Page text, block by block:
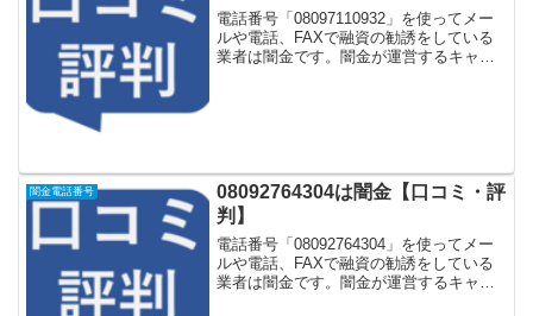
電話番号「08097110932」を使ってメー
ルや電話、FAXで融資の勧誘をしている
業者は闇金です。闇金が運営するキャッ
闇金電話番号
08092764304は闇金【口コミ・評
判】
電話番号「08092764304」を使ってメー
ルや電話、FAXで融資の勧誘をしている
業者は闇金です。闇金が運営するキャッ